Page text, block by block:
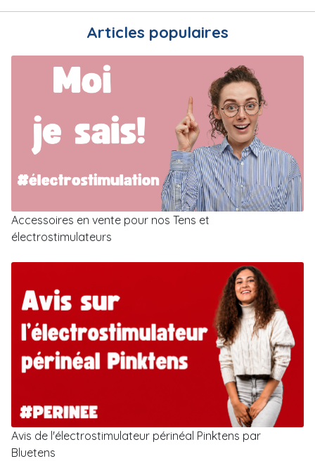
Articles populaires
Accessoires en vente pour nos Tens et
électrostimulateurs
Avis de l'électrostimulateur périnéal Pinktens par
Bluetens